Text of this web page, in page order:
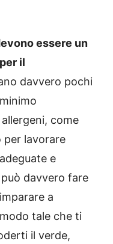
essere un
il
davvero pochi
allergeni, come
per lavorare
e
davvero fare
a
tale che ti
il verde,